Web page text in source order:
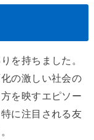
を持ちました。
の激しい社会の
を映すエピソー
に注目される友